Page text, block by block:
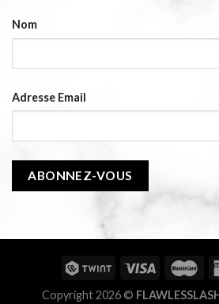
Nom
Adresse Email
Copyright 2026 ©